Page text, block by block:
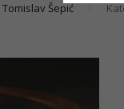
Tomislav Šepić